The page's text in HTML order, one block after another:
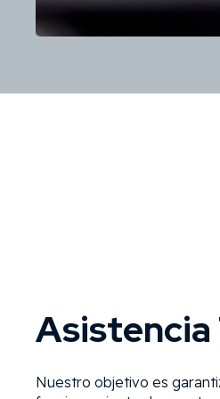
Asistencia
Nuestro objetivo es